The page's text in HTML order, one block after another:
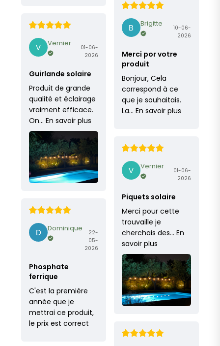
Brigitte
10-06-
2026
Merci por votre
produit
Bonjour, Cela
correspond à ce
que je souhaitais.
La… En savoir plus
Vernier
01-06-
2026
Guirlande solaire
Produit de grande
qualité et éclairage
vraiment efficace.
On… En savoir plus
Vernier
01-06-
2026
Piquets solaire
Merci pour cette
trouvaille je
cherchais des… En
savoir plus
Dominique
22-
05-
2026
Phosphate
ferrique
C'est la première
année que je
mettrai ce produit,
le prix est correct